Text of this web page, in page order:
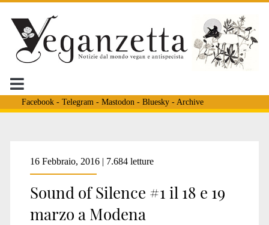
Facebook- Telegram - Mastodon - Bluesky- Archive
Tag:
<span>Giornate
16 Febbraio, 2016 | 7.684 letture
Sound of Silence #1 il 18 e 19
marzo a Modena